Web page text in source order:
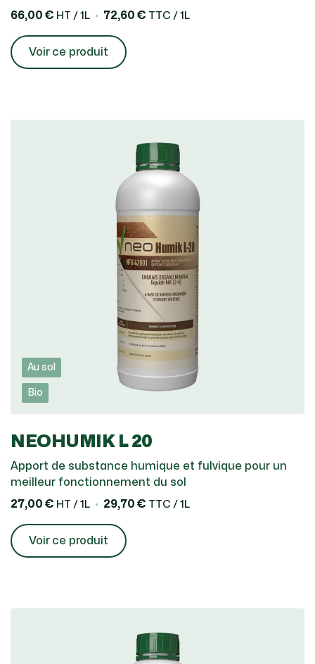
66,00 € HT / 1L 72,60 € TTC / 1L
Voir ce produit
Au sol
Bio
NEOHUMIK L 20
Apport de substance humique et fulvique pour un
meilleur fonctionnement du sol
27,00 € HT / 1L 29,70 € TTC / 1L
Voir ce produit